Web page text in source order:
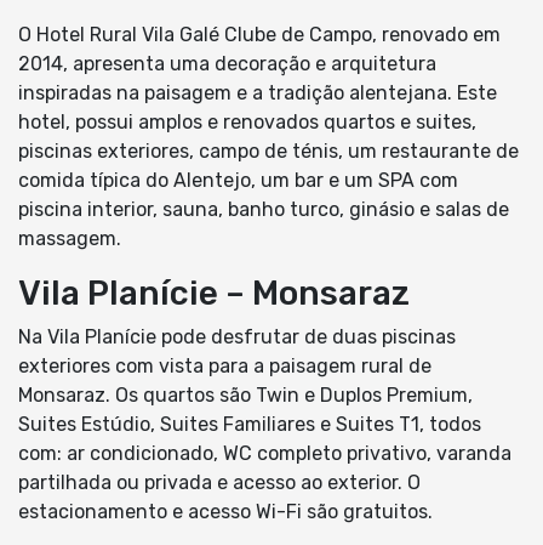
O Hotel Rural Vila Galé Clube de Campo, renovado em
2014, apresenta uma decoração e arquitetura
inspiradas na paisagem e a tradição alentejana. Este
hotel, possui amplos e renovados quartos e suites,
piscinas exteriores, campo de ténis, um restaurante de
comida típica do Alentejo, um bar e um SPA com
piscina interior, sauna, banho turco, ginásio e salas de
massagem.
Vila Planície – Monsaraz
Na Vila Planície pode desfrutar de duas piscinas
exteriores com vista para a paisagem rural de
Monsaraz. Os quartos são Twin e Duplos Premium,
Suites Estúdio, Suites Familiares e Suites T1, todos
com: ar condicionado, WC completo privativo, varanda
partilhada ou privada e acesso ao exterior. O
estacionamento e acesso Wi-Fi são gratuitos.